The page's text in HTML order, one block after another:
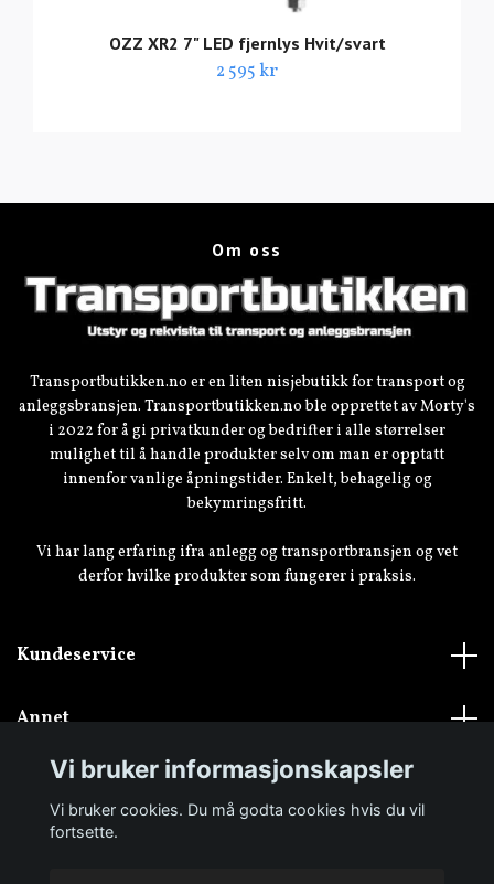
OZZ XR2 7" LED fjernlys Hvit/svart
2 595 kr
Om oss
Transportbutikken.no er en liten nisjebutikk for transport og
anleggsbransjen. Transportbutikken.no ble opprettet av Morty's
i 2022 for å gi privatkunder og bedrifter i alle størrelser
mulighet til å handle produkter selv om man er opptatt
innenfor vanlige åpningstider. Enkelt, behagelig og
bekymringsfritt.
Vi har lang erfaring ifra anlegg og transportbransjen og vet
derfor hvilke produkter som fungerer i praksis.
Kundeservice
Annet
Vi bruker informasjonskapsler
Vi bruker cookies. Du må godta cookies hvis du vil
fortsette.